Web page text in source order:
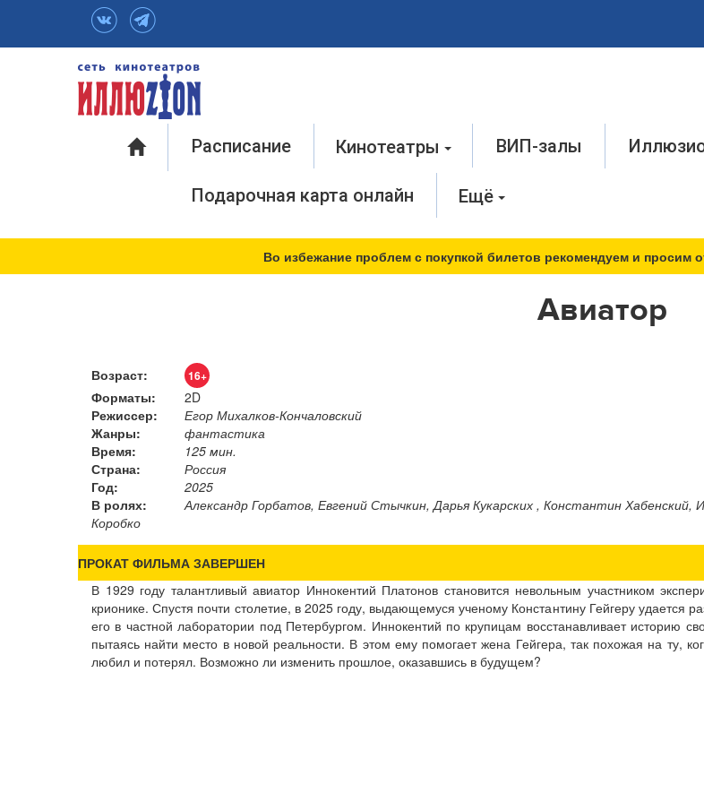
Расписание Кинотеатры ВИП-залы
Подарочная карта онлайн Ещё
Во избежание проблем с покупкой билетов рекомендуем и просим
Авиатор
Возраст: 16+
Форматы:
2D
Режиссер:
Егор Михалков-Кончаловский
Жанры:
фантастика
Время:
125 мин.
Страна:
Россия
Год:
2025
В ролях:
Александр Горбатов, Евгений Стычкин, Дарья Кукарских , Константин Хабенский,
Коробко
ПРОКАТ ФИЛЬМА ЗАВЕРШЕН
В 1929 году талантливый авиатор Иннокентий Платонов становится невольным участником
крионике. Спустя почти столетие, в 2025 году, выдающемуся ученому Константину Гейгеру удается
его в частной лаборатории под Петербургом. Иннокентий по крупицам восстанавливает историю
пытаясь найти место в новой реальности. В этом ему помогает жена Гейгера, так похожая на ту,
любил и потерял. Возможно ли изменить прошлое, оказавшись в будущем?